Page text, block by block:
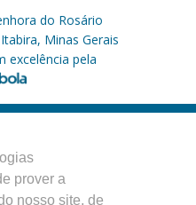
prover a
nosso site, de
do Rosário
Minas Gerais
excelência pela